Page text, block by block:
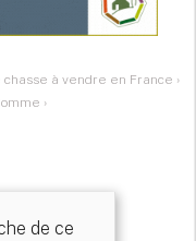
à vendre en France ›
›
de ce